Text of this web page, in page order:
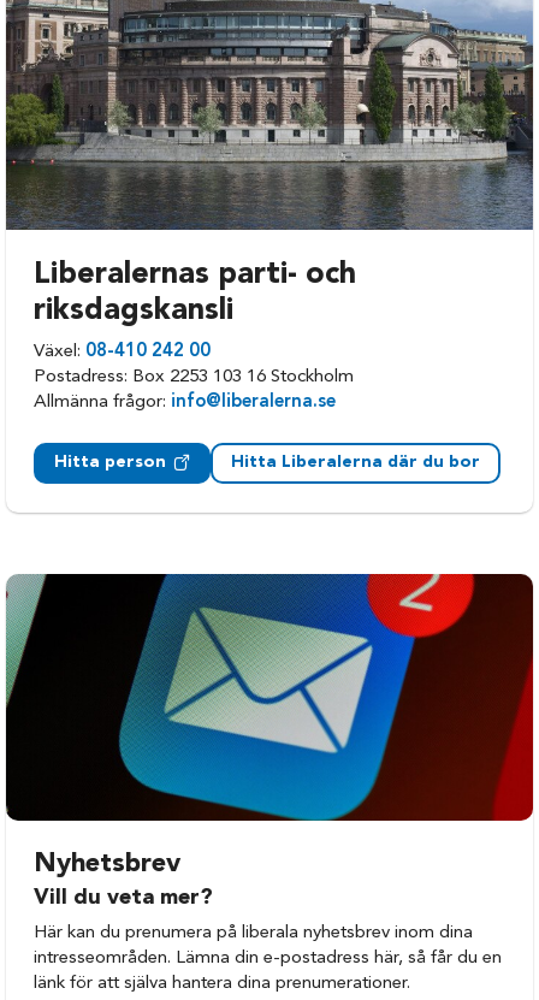
Liberalernas parti- och
riksdagskansli
Växel: 08-410 242 00
Postadress: Box 2253 103 16 Stockholm
Allmänna frågor: info@liberalerna.se
Hitta person Hitta Liberalerna där du bor
Nyhetsbrev
Vill du veta mer?
Här kan du prenumera på liberala nyhetsbrev inom dina
intresseområden. Lämna din e-postadress här, så får du en
länk för att själva hantera dina prenumerationer.